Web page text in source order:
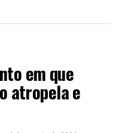
em que
atropela e